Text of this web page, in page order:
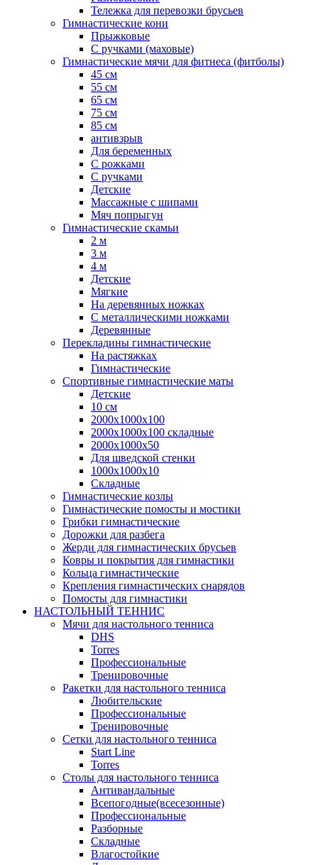
Тележка для перевозки брусьев
Гимнастические кони
Прыжковые
С ручками (маховые)
Гимнастические мячи для фитнеса (фитболы)
45 см
55 см
65 см
75 см
85 см
антивзрыв
Для беременных
С рожками
С ручками
Детские
Массажные с шипами
Мяч попрыгун
Гимнастические скамьи
2 м
3 м
4 м
Детские
Мягкие
На деревянных ножках
С металлическими ножками
Деревянные
Перекладины гимнастические
На растяжках
Гимнастические
Спортивные гимнастические маты
Детские
10 см
2000х1000х100
2000х1000х100 складные
2000х1000х50
Для шведской стенки
1000х1000х10
Складные
Гимнастические козлы
Гимнастические помосты и мостики
Грибки гимнастические
Дорожки для разбега
Жерди для гимнастических брусьев
Ковры и покрытия для гимнастики
Кольца гимнастические
Крепления гимнастических снарядов
Помосты для гимнастики
НАСТОЛЬНЫЙ ТЕННИС
Мячи для настольного тенниса
DHS
Torres
Профессиональные
Тренировочные
Ракетки для настольного тенниса
Любительские
Профессиональные
Тренировочные
Сетки для настольного тенниса
Start Line
Torres
Столы для настольного тенниса
Антивандальные
Всепогодные(всесезонные)
Профессиональные
Разборные
Складные
Влагостойкие